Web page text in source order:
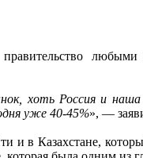
хоть Россия и
уже 40-45%», —
и в Казахстане,